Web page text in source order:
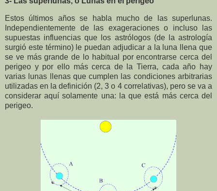
Estos últimos años se habla mucho de las superlunas.
Independientemente de las exageraciones o incluso las
supuestas influencias que los astrólogos (de la astrología
surgió este término) le puedan adjudicar a la luna llena que
se ve más grande de lo habitual por encontrarse cerca del
perigeo y por ello más cerca de la Tierra, cada año hay
varias lunas llenas que cumplen las condiciones arbitrarias
utilizadas en la definición (2, 3 o 4 correlativas), pero se va a
considerar aquí solamente una: la que está más cerca del
perigeo.